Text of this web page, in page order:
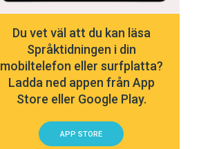
Du vet väl att du kan läsa
Språktidningen i din
mobiltelefon eller surfplatta?
Ladda ned appen från App
Store eller Google Play.
APP STORE